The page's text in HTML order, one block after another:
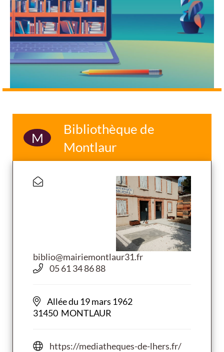
M
Bibliothèque de
Montlaur
biblio@mairiemontlaur31.fr
05 61 34 86 88
Allée du 19 mars 1962
31450 MONTLAUR
https://mediatheques-de-lhers.fr/